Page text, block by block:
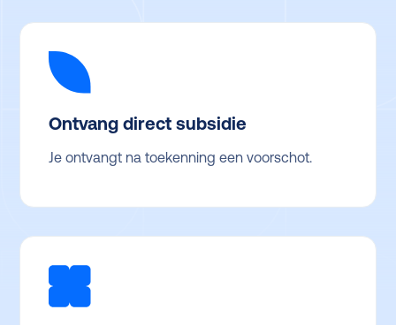
Ontvang direct subsidie
Je ontvangt na toekenning een voorschot.